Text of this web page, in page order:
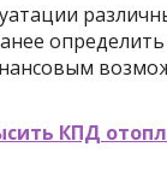
КПД